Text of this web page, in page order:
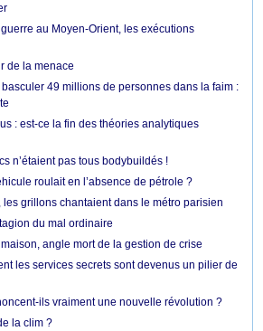
au Moyen-Orient, les exécutions
de la menace
49 millions de personnes dans la faim :
: est-ce la fin des théories analytiques
n’étaient pas tous bodybuildés !
roulait en l’absence de pétrole ?
les grillons chantaient dans le métro parisien
du mal ordinaire
angle mort de la gestion de crise
les services secrets sont devenus un pilier de
ils vraiment une nouvelle révolution ?
la clim ?